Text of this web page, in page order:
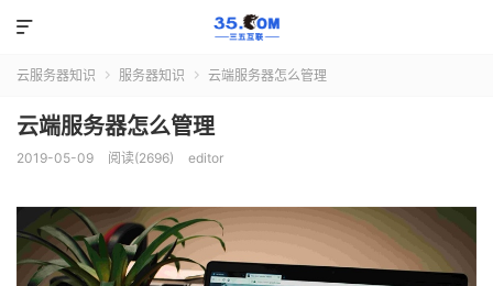

云服务器知识  服务器知识  云端服务器怎么管理
云端服务器怎么管理
2019-05-09 阅读(2696) editor